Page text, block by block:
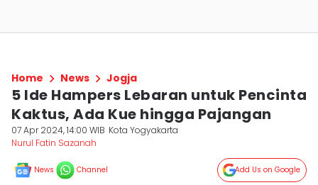
Home News Jogja
5 Ide Hampers Lebaran untuk Pencinta
Kaktus, Ada Kue hingga Pajangan
07 Apr 2024, 14:00 WIB Kota Yogyakarta
Nurul Fatin Sazanah
News Channel Add Us on Google